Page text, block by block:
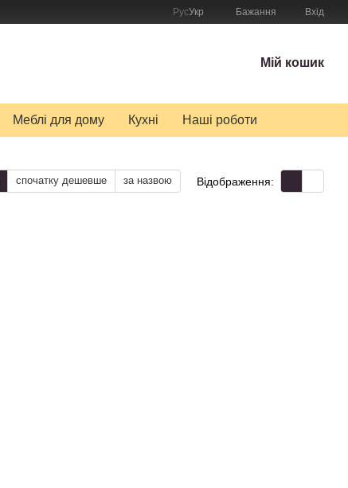
РусУкр Бажання Вхід
Мій кошик
Меблі для дому Кухні Наші роботи
спочатку дешевше за назвою Відображення: